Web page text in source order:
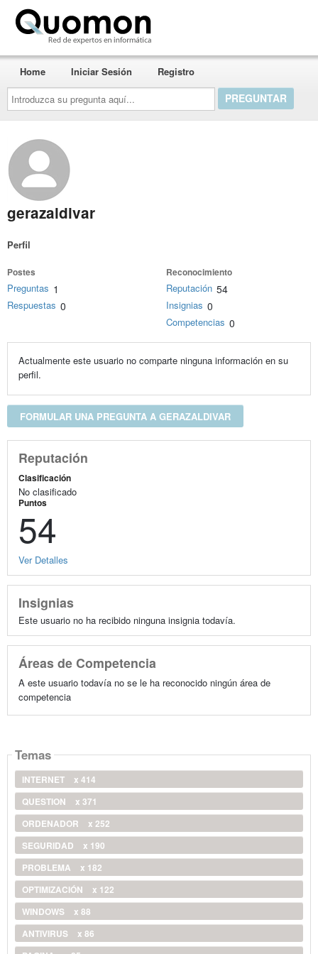
Introduzca
su
pregunta
aquí...
Home Iniciar Sesión Registro
gerazaldivar
Perfil
Postes
Preguntas 1
Respuestas 0
Reconocimiento
Reputación 54
Insignias 0
Competencias 0
Actualmente este usuario no comparte ninguna información en su
perfil.
FORMULAR UNA PREGUNTA A GERAZALDIVAR
Reputación
Clasificación
No clasificado
Puntos
54
Ver Detalles
Insignias
Este usuario no ha recibido ninguna insignia todavía.
Áreas de Competencia
A este usuario todavía no se le ha reconocido ningún área de
competencia
Temas
INTERNET
x 414
QUESTION
x 371
ORDENADOR
x 252
SEGURIDAD
x 190
PROBLEMA
x 182
OPTIMIZACIÓN
x 122
WINDOWS
x 88
ANTIVIRUS
x 86